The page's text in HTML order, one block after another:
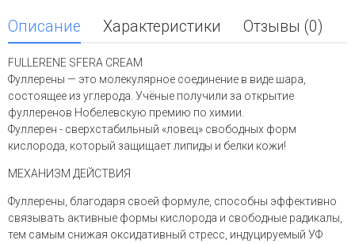
Описание Характеристики Отзывы (0)
FULLERENE SFERA CREAM
Фуллерены — это молекулярное соединение в виде шара,
состоящее из углерода. Учёные получили за открытие
фуллеренов Нобелевскую премию по химии.
Фуллерен - сверхстабильный «ловец» свободных форм
кислорода, который защищает липиды и белки кожи!
МЕХАНИЗМ ДЕЙСТВИЯ
Фуллерены, благодаря своей формуле, способны эффективно
связывать активные формы кислорода и свободные радикалы,
тем самым снижая оксидативный стресс, индуцируемый УФ